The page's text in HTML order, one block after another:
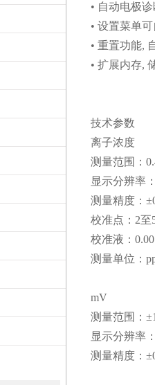
• 自动电极
• 设置菜单
• 重置功能,
• 扩展内存,
技术参数
离子浓度
测量范围：
显示分辨率
测量精度：
校准点：2至
校准液：
测量单位：
mV
测量范围：
显示分辨率
测量精度：